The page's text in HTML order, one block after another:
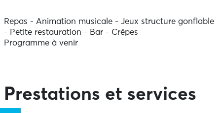
Repas - Animation musicale - Jeux structure gonflable
- Petite restauration - Bar - Crêpes
Programme à venir
Prestations et services